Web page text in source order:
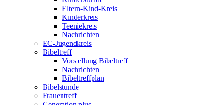
Eltern-Kind-Kreis
Kinderkreis
Teeniekreis
Nachrichten
EC-Jugendkreis
Bibeltreff
Vorstellung Bibeltreff
Nachrichten
Bibeltreffplan
Bibelstunde
Frauentreff